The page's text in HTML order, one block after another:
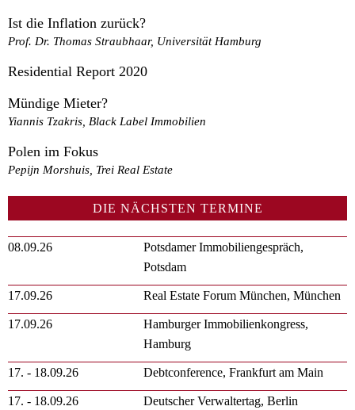
Ist die Inflation zurück?
Prof. Dr. Thomas Straubhaar, Universität Hamburg
Residential Report 2020
Mündige Mieter?
Yiannis Tzakris, Black Label Immobilien
Polen im Fokus
Pepijn Morshuis, Trei Real Estate
DIE NÄCHSTEN TERMINE
08.09.26
Potsdamer Immobiliengespräch,
Potsdam
17.09.26 Real Estate Forum München, München
17.09.26
Hamburger Immobilienkongress,
Hamburg
17. - 18.09.26 Debtconference, Frankfurt am Main
17. - 18.09.26 Deutscher Verwaltertag, Berlin